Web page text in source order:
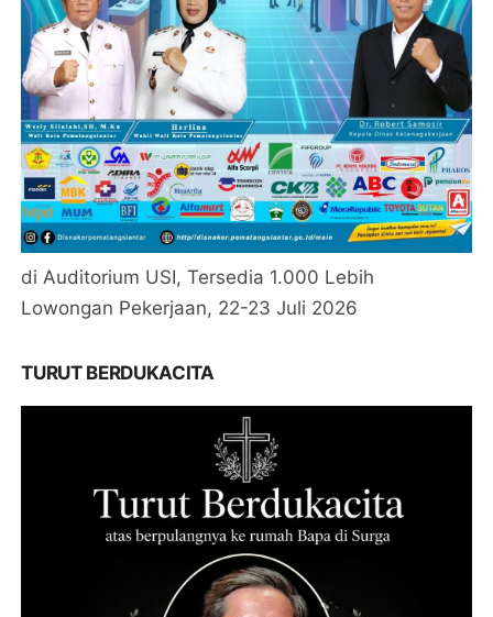
di Auditorium USI, Tersedia 1.000 Lebih
Lowongan Pekerjaan, 22-23 Juli 2026
TURUT BERDUKACITA